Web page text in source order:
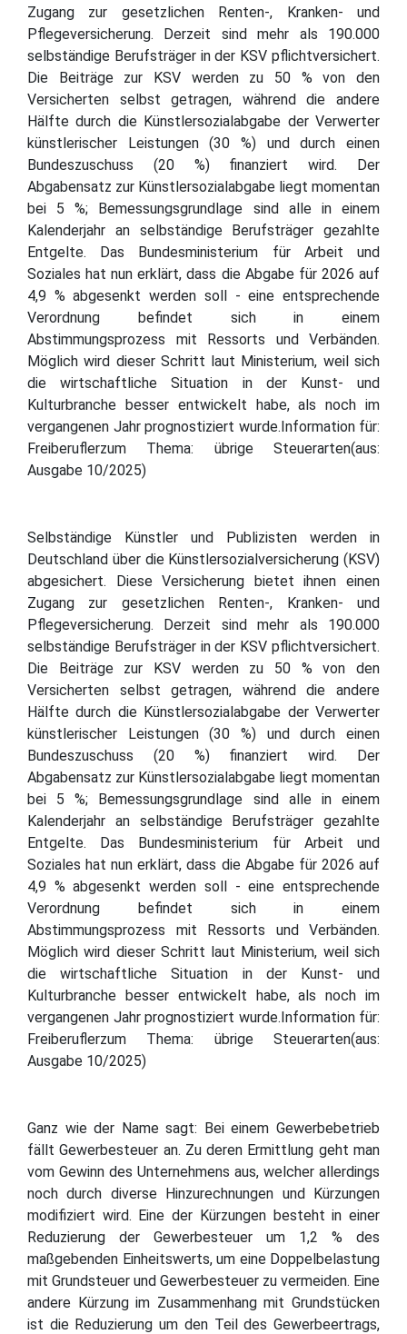
Zugang zur gesetzlichen Renten-, Kranken- und
Pflegeversicherung. Derzeit sind mehr als 190.000
selbständige Berufsträger in der KSV pflichtversichert.
Die Beiträge zur KSV werden zu 50 % von den
Versicherten selbst getragen, während die andere
Hälfte durch die Künstlersozialabgabe der Verwerter
künstlerischer Leistungen (30 %) und durch einen
Bundeszuschuss (20 %) finanziert wird. Der
Abgabensatz zur Künstlersozialabgabe liegt momentan
bei 5 %; Bemessungsgrundlage sind alle in einem
Kalenderjahr an selbständige Berufsträger gezahlte
Entgelte. Das Bundesministerium für Arbeit und
Soziales hat nun erklärt, dass die Abgabe für 2026 auf
4,9 % abgesenkt werden soll - eine entsprechende
Verordnung befindet sich in einem
Abstimmungsprozess mit Ressorts und Verbänden.
Möglich wird dieser Schritt laut Ministerium, weil sich
die wirtschaftliche Situation in der Kunst- und
Kulturbranche besser entwickelt habe, als noch im
vergangenen Jahr prognostiziert wurde.Information für:
Freiberuflerzum Thema: übrige Steuerarten(aus:
Ausgabe 10/2025)
Selbständige Künstler und Publizisten werden in
Deutschland über die Künstlersozialversicherung (KSV)
abgesichert. Diese Versicherung bietet ihnen einen
Zugang zur gesetzlichen Renten-, Kranken- und
Pflegeversicherung. Derzeit sind mehr als 190.000
selbständige Berufsträger in der KSV pflichtversichert.
Die Beiträge zur KSV werden zu 50 % von den
Versicherten selbst getragen, während die andere
Hälfte durch die Künstlersozialabgabe der Verwerter
künstlerischer Leistungen (30 %) und durch einen
Bundeszuschuss (20 %) finanziert wird. Der
Abgabensatz zur Künstlersozialabgabe liegt momentan
bei 5 %; Bemessungsgrundlage sind alle in einem
Kalenderjahr an selbständige Berufsträger gezahlte
Entgelte. Das Bundesministerium für Arbeit und
Soziales hat nun erklärt, dass die Abgabe für 2026 auf
4,9 % abgesenkt werden soll - eine entsprechende
Verordnung befindet sich in einem
Abstimmungsprozess mit Ressorts und Verbänden.
Möglich wird dieser Schritt laut Ministerium, weil sich
die wirtschaftliche Situation in der Kunst- und
Kulturbranche besser entwickelt habe, als noch im
vergangenen Jahr prognostiziert wurde.Information für:
Freiberuflerzum Thema: übrige Steuerarten(aus:
Ausgabe 10/2025)
Ganz wie der Name sagt: Bei einem Gewerbebetrieb
fällt Gewerbesteuer an. Zu deren Ermittlung geht man
vom Gewinn des Unternehmens aus, welcher allerdings
noch durch diverse Hinzurechnungen und Kürzungen
modifiziert wird. Eine der Kürzungen besteht in einer
Reduzierung der Gewerbesteuer um 1,2 % des
maßgebenden Einheitswerts, um eine Doppelbelastung
mit Grundsteuer und Gewerbesteuer zu vermeiden. Eine
andere Kürzung im Zusammenhang mit Grundstücken
ist die Reduzierung um den Teil des Gewerbeertrags,